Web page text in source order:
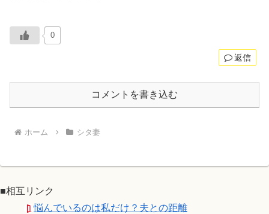
0
返信
コメントを書き込む
ホーム シタ妻
■相互リンク
悩んでいるのは私だけ？夫との距離